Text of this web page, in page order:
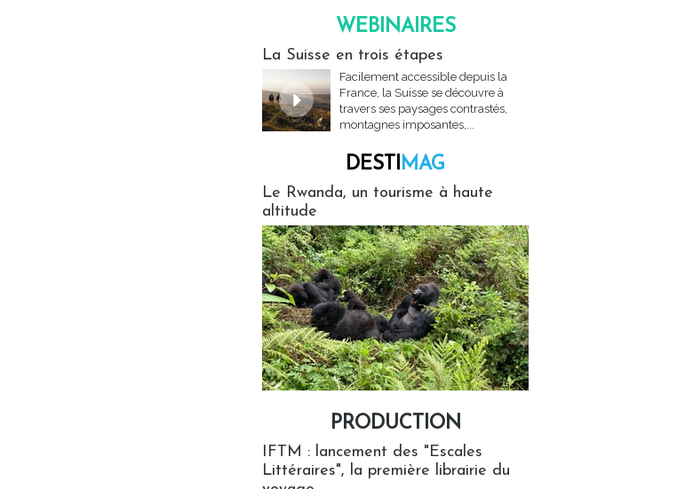
WEBINAIRES
La Suisse en trois étapes
Facilement accessible depuis la
France, la Suisse se découvre à
travers ses paysages contrastés,
montagnes imposantes,...
DESTIMAG
Le Rwanda, un tourisme à haute
altitude
PRODUCTION
IFTM : lancement des "Escales
Littéraires", la première librairie du